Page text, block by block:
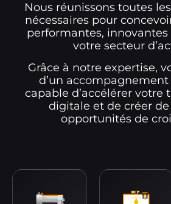
Nous réunissons toutes
nécessaires pour
performantes, innovantes
votre secteur
Grâce à notre expertise,
d’un
capable d’accélérer votre
digitale et de créer
opportunités de